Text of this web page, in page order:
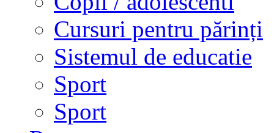
Cursuri pentru părinți
Sistemul de educatie
Sport
Sport